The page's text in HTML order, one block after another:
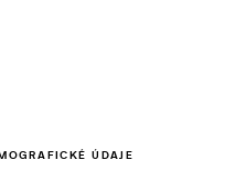
psa se staly posledním
ÚDAJE